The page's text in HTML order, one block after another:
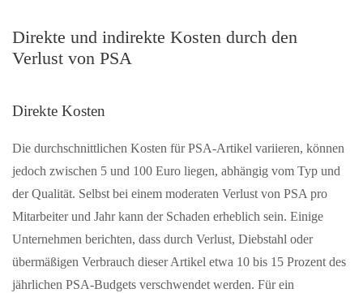
Direkte und indirekte Kosten durch den
Verlust von PSA
Direkte Kosten
Die durchschnittlichen Kosten für PSA-Artikel variieren, können
jedoch zwischen 5 und 100 Euro liegen, abhängig vom Typ und
der Qualität. Selbst bei einem moderaten Verlust von PSA pro
Mitarbeiter und Jahr kann der Schaden erheblich sein. Einige
Unternehmen berichten, dass durch Verlust, Diebstahl oder
übermäßigen Verbrauch dieser Artikel etwa 10 bis 15 Prozent des
jährlichen PSA-Budgets verschwendet werden. Für ein